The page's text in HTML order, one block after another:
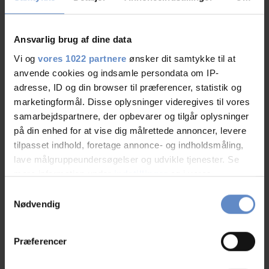
Ansvarlig brug af dine data
Vi og vores 1022 partnere ønsker dit samtykke til at
anvende cookies og indsamle persondata om IP-
adresse, ID og din browser til præferencer, statistik og
marketingformål. Disse oplysninger videregives til vores
samarbejdspartnere, der opbevarer og tilgår oplysninger
på din enhed for at vise dig målrettede annoncer, levere
tilpasset indhold, foretage annonce- og indholdsmåling,
lave målgruppeundersøgelser og udvikle tjenester. Se
mere information underindstillingerog i vores
tilbage eller ændre indstillinger fra vores
"Cookiedeklaration", eller ved at trykke på "Privacy
Nødvendig
Præferencer
Schullandheim